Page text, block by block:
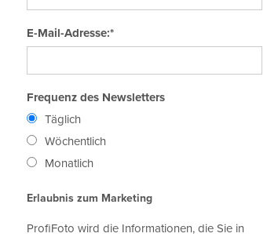
E-Mail-Adresse:*
Frequenz des Newsletters
Täglich
Wöchentlich
Monatlich
Erlaubnis zum Marketing
ProfiFoto wird die Informationen, die Sie in